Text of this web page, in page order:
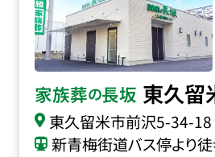
家族葬の長坂 東久留
東久留米市前沢5-34-18
新青梅街道バス停より